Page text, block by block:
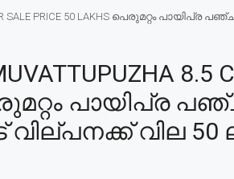
FOR SALE PRICE 50 LAKHS പെരുമറ്റം
8.5
പെരുമറ്റം പായിപ്ര
വില്പനക്ക് വില 50